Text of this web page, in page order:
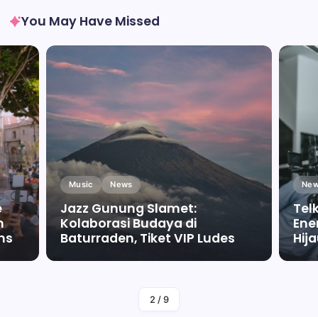
You May Have Missed
Music News
Jazz Gunung Slamet:
Kolaborasi Budaya di
Baturraden, Tiket VIP Ludes
By Falah Malaika Az Zahra
2 / 9